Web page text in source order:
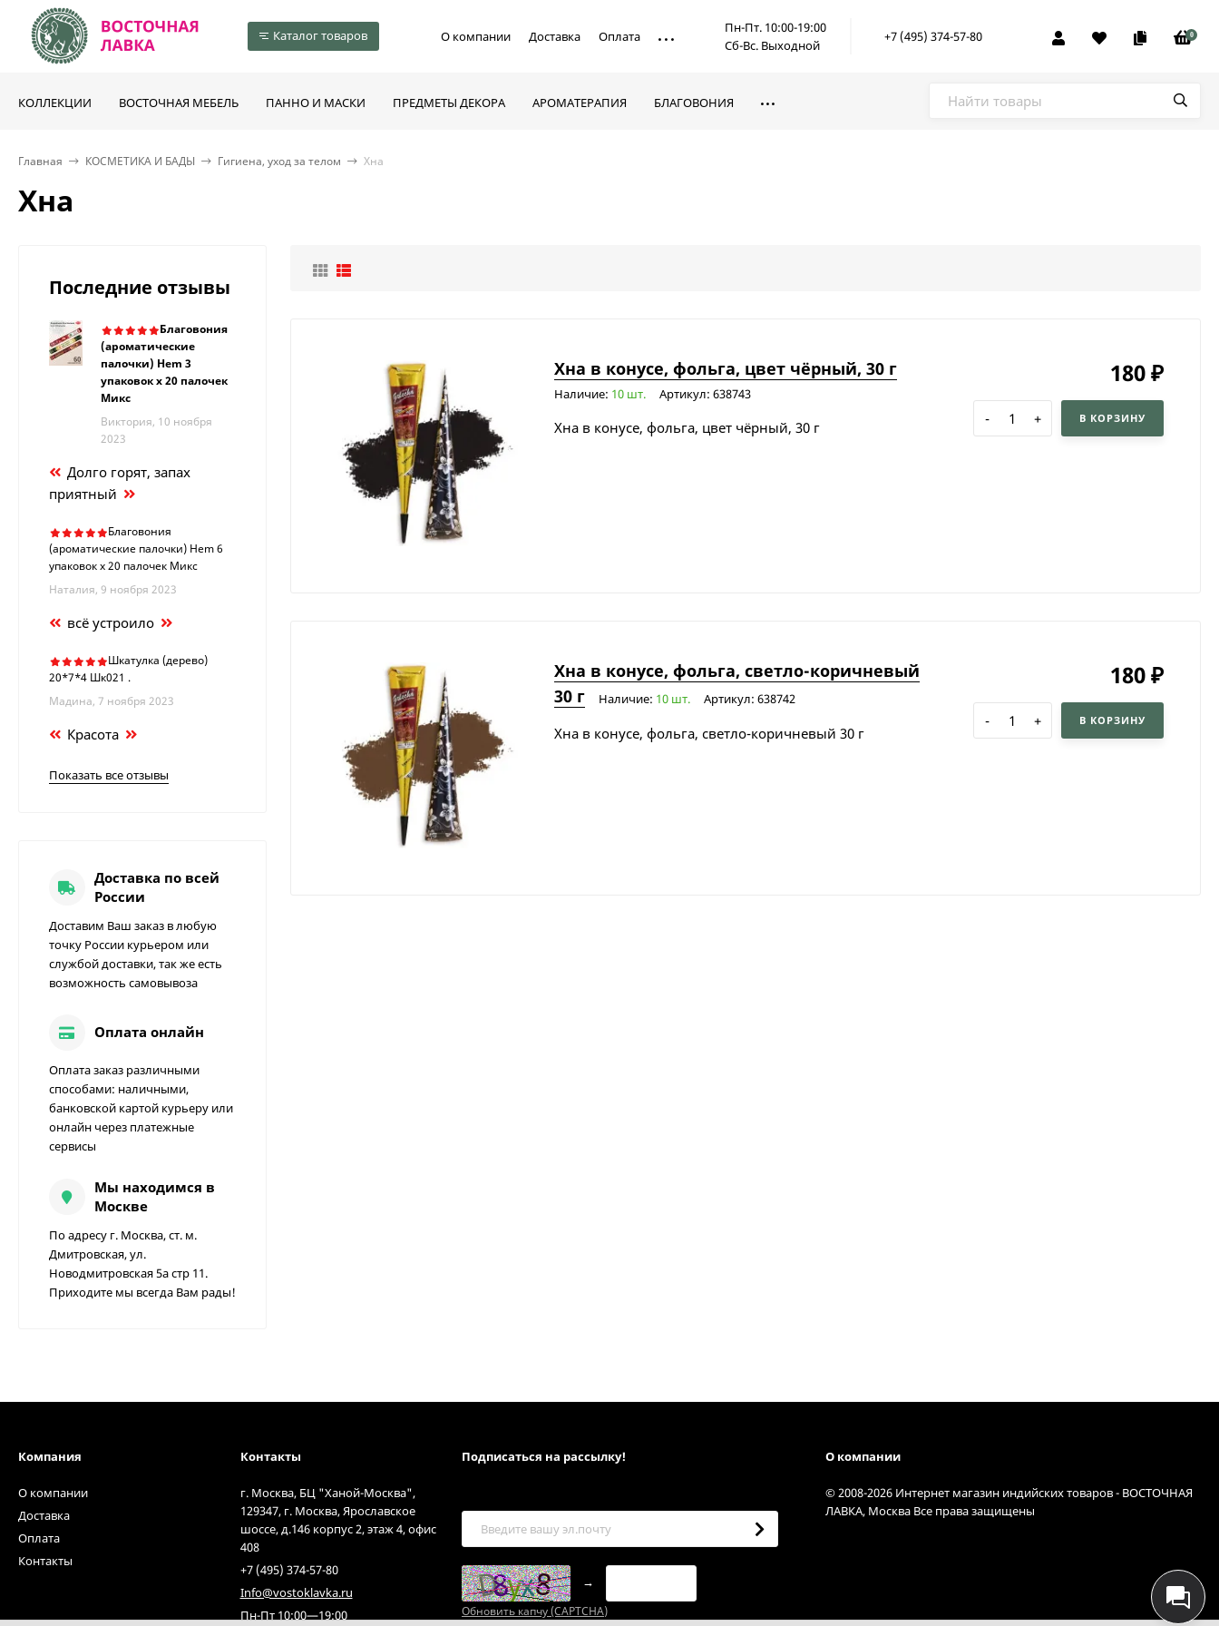
Каталог товаров О компании Доставка Оплата
Пн-Пт. 10:00-19:00
Сб-Вс. Выходной
+7 (495) 374-57-80 0
КОЛЛЕКЦИИ ВОСТОЧНАЯ МЕБЕЛЬ ПАННО И МАСКИ ПРЕДМЕТЫ ДЕКОРА АРОМАТЕРАПИЯ БЛАГОВОНИЯ
Главная КОСМЕТИКА И БАДЫ Гигиена, уход за телом Хна
Хна
Хна в конусе, фольга, цвет чёрный, 30 г
Наличие: 10 шт. Артикул: 638743
Хна в конусе, фольга, цвет чёрный, 30 г
180 ₽
- + В КОРЗИНУ
Хна в конусе, фольга, светло-коричневый
30 г
Наличие: 10 шт. Артикул: 638742
Хна в конусе, фольга, светло-коричневый 30 г
180 ₽
- + В КОРЗИНУ
Последние отзывы
Благовония
(ароматические
палочки) Hem 3
упаковок х 20 палочек
Микс
Виктория, 10 ноября
2023
Долго горят, запах
приятный
Благовония
(ароматические палочки) Hem 6
упаковок х 20 палочек Микс
Наталия, 9 ноября 2023
всё устроило
Шкатулка (дерево)
20*7*4 Шк021 .
Мадина, 7 ноября 2023
Красота
Показать все отзывы
Доставка по всей
России
Доставим Ваш заказ в любую
точку России курьером или
службой доставки, так же есть
возможность самовывоза
Оплата онлайн
Оплата заказ различными
способами: наличными,
банковской картой курьеру или
онлайн через платежные
сервисы
Мы находимся в
Москве
По адресу г. Москва, ст. м.
Дмитровская, ул.
Новодмитровская 5а стр 11.
Приходите мы всегда Вам рады!
Компания
О компании
Доставка
Оплата
Контакты
Контакты
г. Москва, БЦ "Ханой-Москва",
129347, г. Москва, Ярославское
шоссе, д.146 корпус 2, этаж 4, офис
408
+7 (495) 374-57-80
Info@vostoklavka.ru
Пн-Пт 10:00—19:00
Подписаться на рассылкy!
→
Обновить капчу (CAPTCHA)
О компании
© 2008-2026 Интернет магазин индийских товаров - ВОСТОЧНАЯ
ЛАВКА, Москва Все права защищены